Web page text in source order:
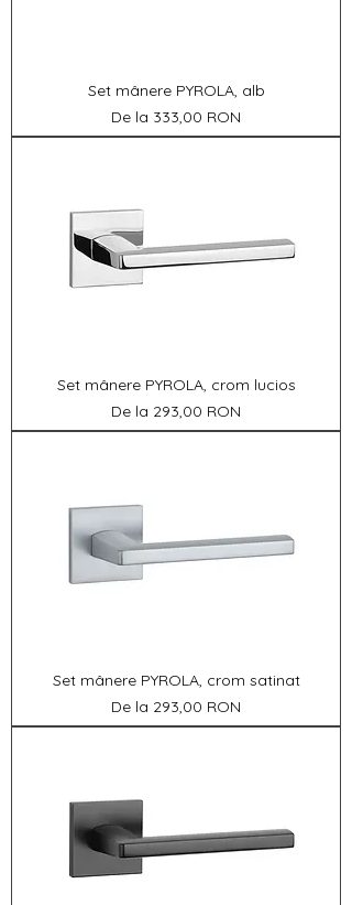
Set mânere PYROLA, alb
De la 333,00 RON
Preț redus
Set mânere PYROLA, crom lucios
De la 293,00 RON
Preț redus
Set mânere PYROLA, crom satinat
De la 293,00 RON
Preț redus